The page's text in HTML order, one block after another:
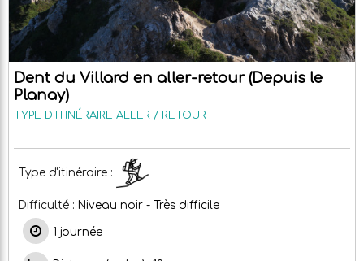
Dent du Villard en aller-retour (Depuis le
Planay)
TYPE D'ITINÉRAIRE ALLER / RETOUR
Type d'itinéraire :
Difficulté : Niveau noir - Très difficile
1 journée